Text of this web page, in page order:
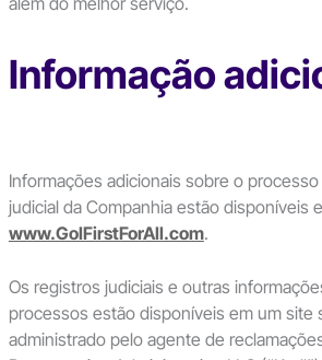
Informação
Informações adicionais sobre o
judicial da Companhia estão disponíveis
www.GolFirstForAll.com.
Os registros judiciais e outras
processos estão disponíveis em um site
administrado pelo agente de